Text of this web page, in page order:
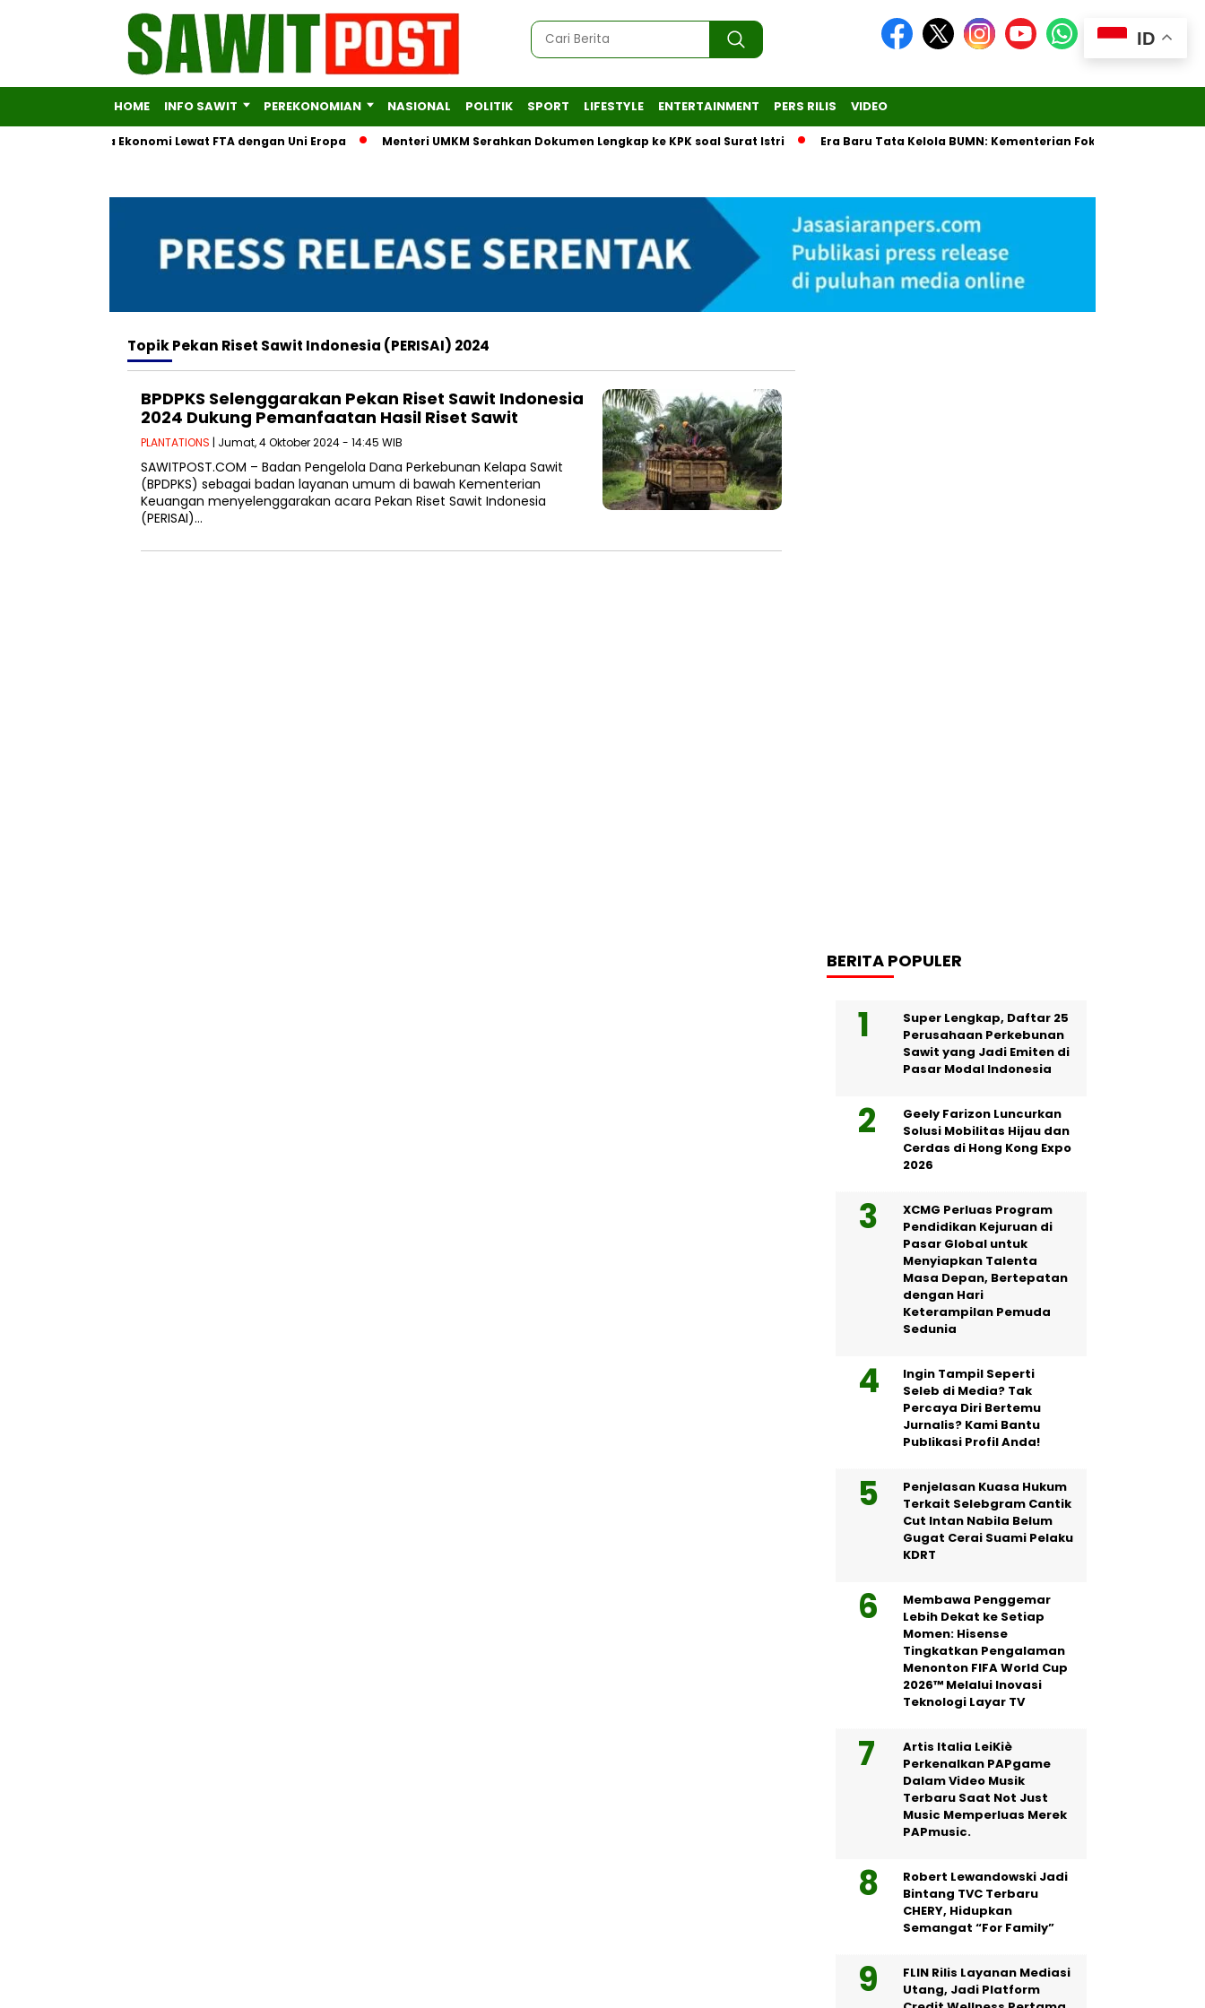
HOME INFO SAWIT PEREKONOMIAN NASIONAL POLITIK SPORT LIFESTYLE ENTERTAINMENT PERS RILIS VIDEO
Mitra Ekonomi Lewat FTA dengan Uni Eropa Menteri UMKM Serahkan Dokumen Lengkap ke KPK soal Surat Istri Era Baru Tata Kelola BUMN: Kementerian Fokus Regulasi,
TopikPekan Riset Sawit Indonesia (PERISAI) 2024
BPDPKS Selenggarakan Pekan Riset Sawit Indonesia
2024 Dukung Pemanfaatan Hasil Riset Sawit
PLANTATIONS | Jumat, 4 Oktober 2024 - 14:45 WIB
SAWITPOST.COM – Badan Pengelola Dana Perkebunan Kelapa Sawit
(BPDPKS) sebagai badan layanan umum di bawah Kementerian
Keuangan menyelenggarakan acara Pekan Riset Sawit Indonesia
(PERISAI)…
BERITA POPULER
Super Lengkap, Daftar 25
Perusahaan Perkebunan
Sawit yang Jadi Emiten di
Pasar Modal Indonesia
Geely Farizon Luncurkan
Solusi Mobilitas Hijau dan
Cerdas di Hong Kong Expo
2026
XCMG Perluas Program
Pendidikan Kejuruan di
Pasar Global untuk
Menyiapkan Talenta
Masa Depan, Bertepatan
dengan Hari
Keterampilan Pemuda
Sedunia
Ingin Tampil Seperti
Seleb di Media? Tak
Percaya Diri Bertemu
Jurnalis? Kami Bantu
Publikasi Profil Anda!
Penjelasan Kuasa Hukum
Terkait Selebgram Cantik
Cut Intan Nabila Belum
Gugat Cerai Suami Pelaku
KDRT
Membawa Penggemar
Lebih Dekat ke Setiap
Momen: Hisense
Tingkatkan Pengalaman
Menonton FIFA World Cup
2026™ Melalui Inovasi
Teknologi Layar TV
Artis Italia LeiKiè
Perkenalkan PAPgame
Dalam Video Musik
Terbaru Saat Not Just
Music Memperluas Merek
PAPmusic.
Robert Lewandowski Jadi
Bintang TVC Terbaru
CHERY, Hidupkan
Semangat “For Family”
FLIN Rilis Layanan Mediasi
Utang, Jadi Platform
ID